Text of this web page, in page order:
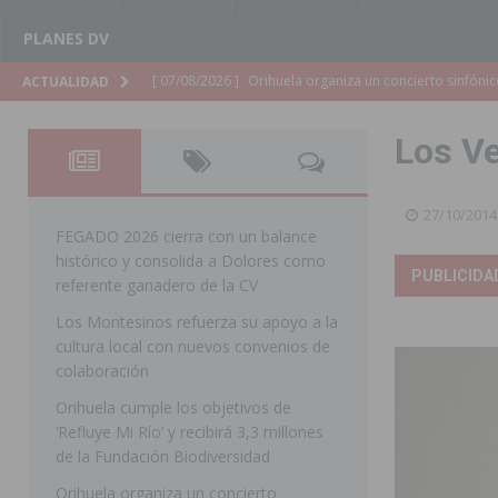
PLANES DV
ACTUALIDAD [ 07/08/2026 ] El Ayuntamiento de Almoradí mejora
[ 07/08/2026 ]
Educación destina 1,2 millones
[ 07/08/2026 ] La Policía Nacional desarticula un
clonación de llaves electrónicas
[ 07/08/2026 ] Torrevieja impulsa el empleo con la
[ 07/08/2026 ] Raiguero de Bonanza alerta del
[ 07/08/2026 ]
[ 07/08/2026 ] Benferri ya se prepara para dar
Los
27/10/2014
FEGADO 2026 cierra con un balance
histórico y consolida a Dolores como
referente ganadero de la CV
Los Montesinos refuerza su apoyo a la
cultura local con nuevos convenios de
colaboración
Orihuela cumple los objetivos de
‘Refluye Mi Río’ y recibirá 3,3 millones
de la Fundación Biodiversidad
Orihuela organiza un concierto